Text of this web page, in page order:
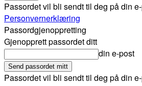
Passordet vil bli sendt til deg på din
Personvernerklæring
Passordgjenoppretting
Gjenopprett passordet ditt
din e-post
Passordet vil bli sendt til deg på din